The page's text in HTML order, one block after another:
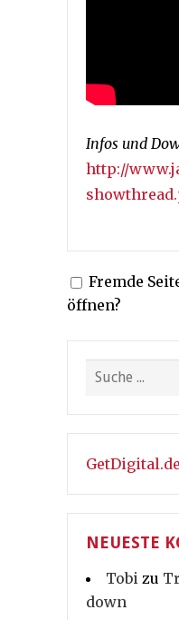
Infos und
http://
Fremde
öffnen?
NEUESTE
Tobi zu
down